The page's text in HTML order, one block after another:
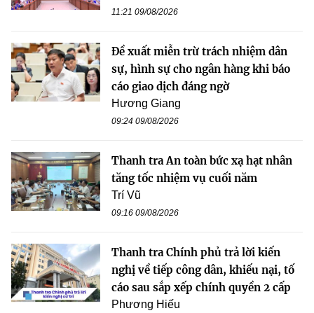
11:21 09/08/2026
Đề xuất miễn trừ trách nhiệm dân
sự, hình sự cho ngân hàng khi báo
cáo giao dịch đáng ngờ
Hương Giang
09:24 09/08/2026
Thanh tra An toàn bức xạ hạt nhân
tăng tốc nhiệm vụ cuối năm
Trí Vũ
09:16 09/08/2026
Thanh tra Chính phủ trả lời kiến
nghị về tiếp công dân, khiếu nại, tố
cáo sau sắp xếp chính quyền 2 cấp
Phương Hiếu